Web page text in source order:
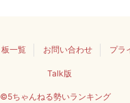
板一覧 お問い合わせ プラ
Talk版
©5ちゃんねる勢いランキング